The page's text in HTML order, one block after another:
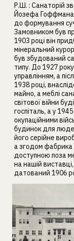
Р.Ш. : Санаторій
Йозефа
до формування
Замовником був
1903 році він
мінеральний
був збудований
типу. До 1927
управлінням, а
1938 році,
майно, а меблі
світової війни
госпіталь, а у
окупаційними
будинок для
його серійне
а згодом фабрика
доступною поза
на нашій
датований 1906